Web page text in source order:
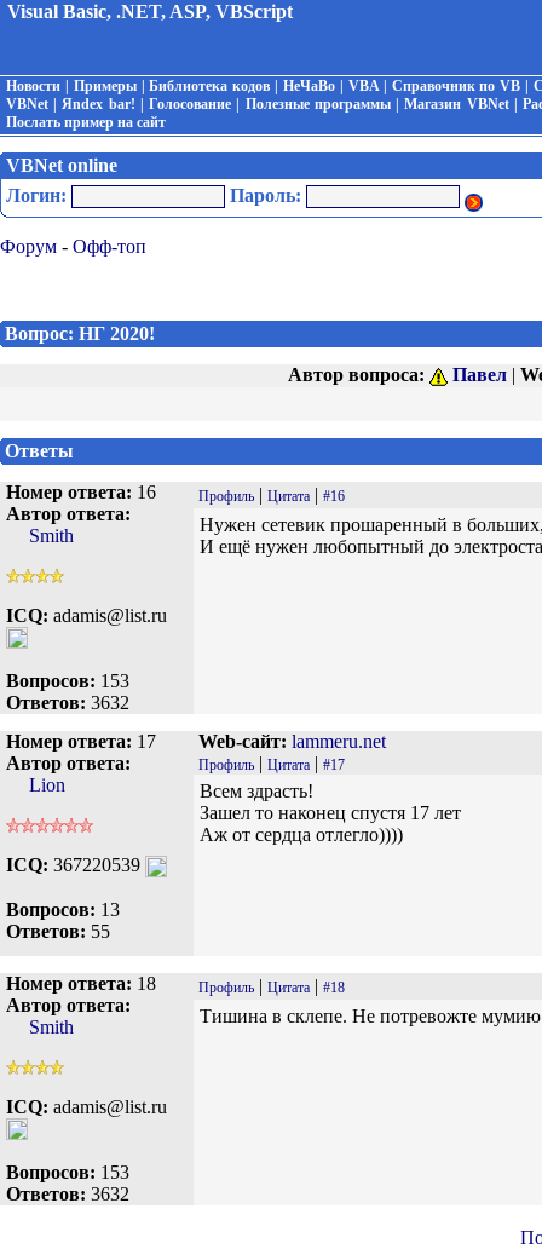
Visual Basic, .NET, ASP, VBScript
Новости Примеры|Библиотека кодов |НеЧаВо VBA| Справочник по VB |
VBNet |Яndex bar! |Голосование Полезные программы|Магазин VBNet|
Послать пример на сайт
VBNet online
Логин:
Пароль:
Форум - Офф-топ
Вопрос: НГ 2020!
Автор вопроса:
Павел |
Ответы
Номер ответа: 16
Автор ответа:
Smith
ICQ: adamis@list.ru
Вопросов: 153
Ответов: 3632
Профиль | Цитата | #16
Нужен сетевик прошаренный в
И ещё нужен любопытный до
Номер ответа: 17
Автор ответа:
Lion
ICQ: 367220539
Вопросов: 13
Ответов: 55
Web-сайт: lammeru.net
Профиль | Цитата | #17
Всем здрасть!
Зашел то наконец спустя 17 лет
Аж от сердца отлегло))))
Номер ответа: 18
Автор ответа:
Smith
ICQ: adamis@list.ru
Вопросов: 153
Ответов: 3632
Профиль | Цитата | #18
Тишина в склепе. Не потревожте мумию